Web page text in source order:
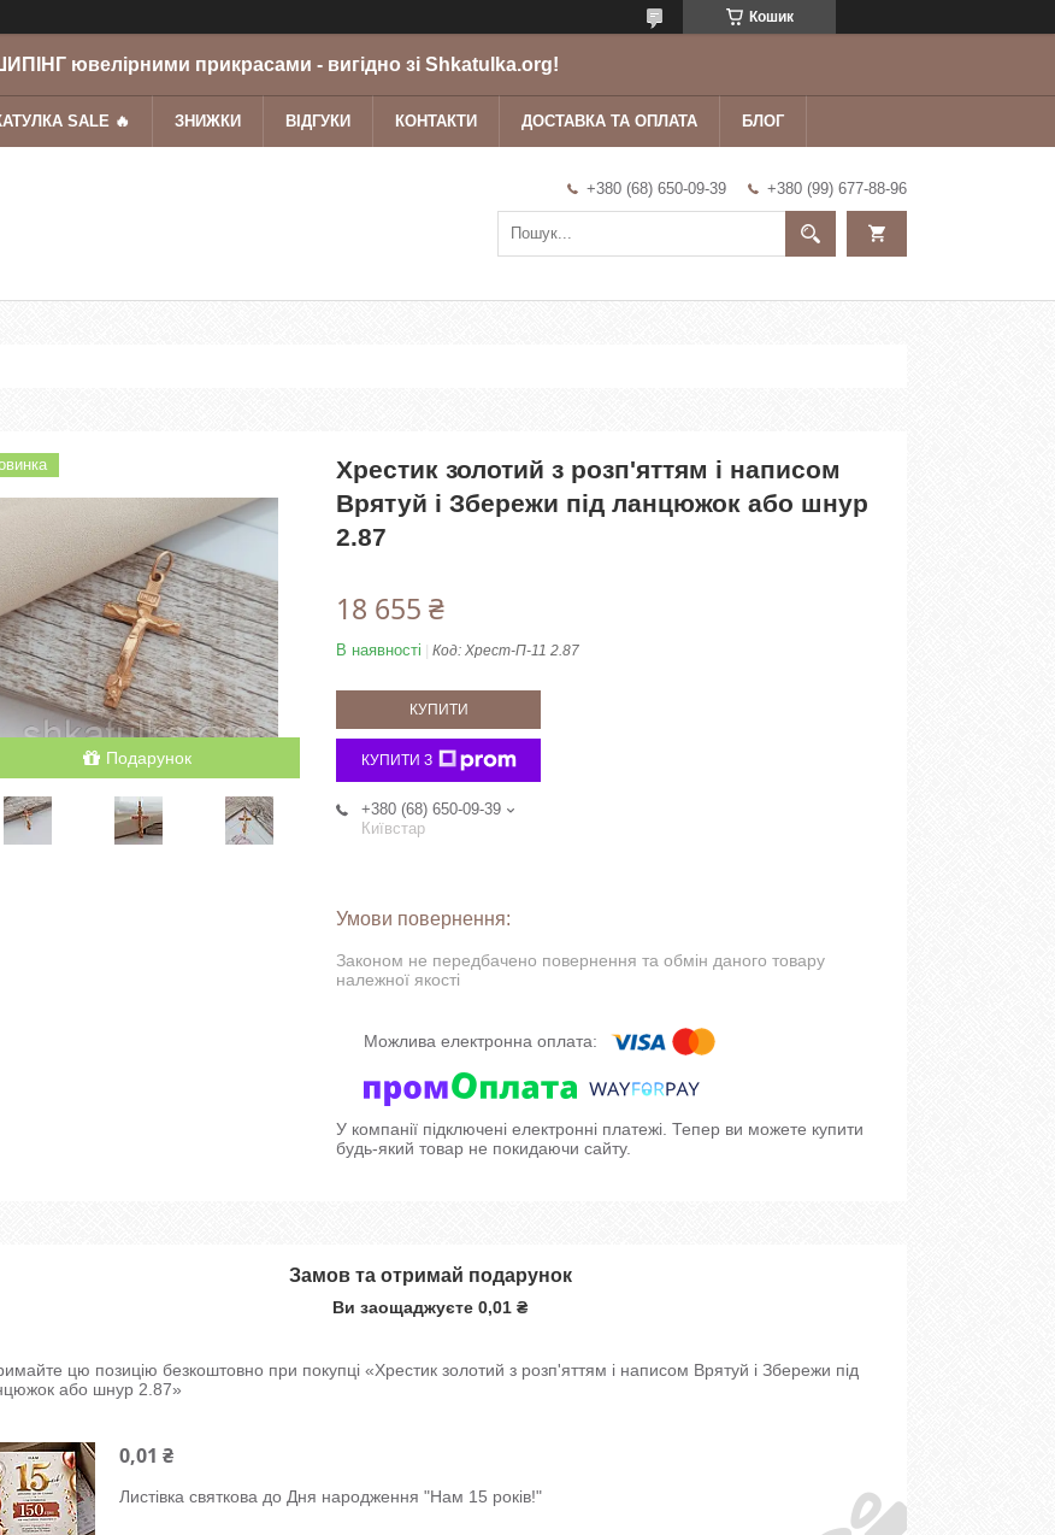
Кошик
ювелірними прикрасами - вигідно зі Shkatulka.org!
SALE 🔥 ЗНИЖКИ ВІДГУКИ КОНТАКТИ ДОСТАВКА ТА ОПЛАТА БЛОГ
+380 (68) 650-09-39 +380 (99) 677-88-96
Подарунок
Хрестик золотий з розп'яттям і написом
Врятуй і Збережи під ланцюжок або шнур
2.87
18 655 ₴
В наявності Код: Хрест-П-11 2.87
КУПИТИ
КУПИТИ З
+380 (68) 650-09-39
Київстар
Законом не передбачено повернення та обмін даного товару
належної якості
У компанії підключені електронні платежі. Тепер ви можете купити
будь-який товар не покидаючи сайту.
Замов та отримай подарунок
Ви заощаджуєте 0,01 ₴
цю позицію безкоштовно при покупці «Хрестик золотий з розп'яттям і написом Врятуй і Збережи під
або шнур 2.87»
0,01 ₴
Листівка святкова до Дня народження "Нам 15 років!"